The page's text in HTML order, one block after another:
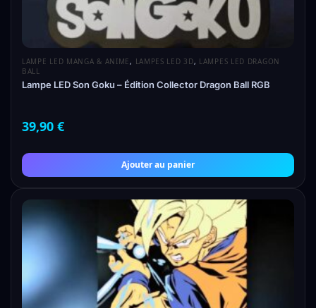
LAMPE LED MANGA & ANIME, LAMPES LED 3D, LAMPES LED DRAGON
BALL
Lampe LED Son Goku – Édition Collector Dragon Ball RGB
39,90 €
Ajouter au panier